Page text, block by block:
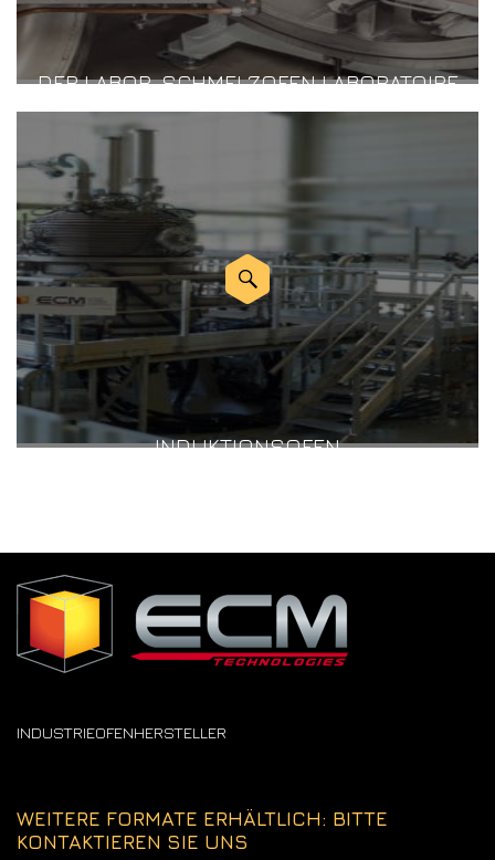
DER LABOR-SCHMELZOFEN LABORATOIRE
INDUKTIONSOFEN
INDUSTRIEOFENHERSTELLER
WEITERE FORMATE ERHÄLTLICH: BITTE
KONTAKTIEREN SIE UNS